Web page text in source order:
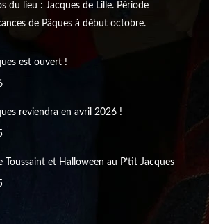
du lieu : Jacques de Lille. Période
de Pâques à début octobre.
est ouvert !
reviendra en avril 2026 !
Toussaint et Halloween au P’tit Jacques